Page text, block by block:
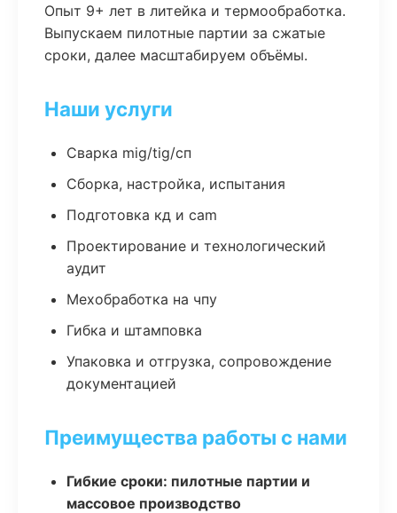
Опыт 9+ лет в литейка и термообработка.
Выпускаем пилотные партии за сжатые
сроки, далее масштабируем объёмы.
Наши услуги
Сварка mig/tig/сп
Сборка, настройка, испытания
Подготовка кд и cam
Проектирование и технологический
аудит
Мехобработка на чпу
Гибка и штамповка
Упаковка и отгрузка, сопровождение
документацией
Преимущества работы с нами
Гибкие сроки: пилотные партии и
массовое производство